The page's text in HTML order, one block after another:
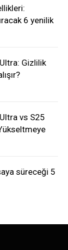
6 yenilik
Gizlilik
vs S25
süreceği 5